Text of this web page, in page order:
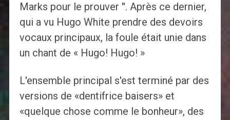
Marks pour le prouver ''. Après ce dernier,
qui a vu Hugo White prendre des devoirs
vocaux principaux, la foule était unie dans
un chant de « Hugo! Hugo! »
L'ensemble principal s'est terminé par des
versions de «dentifrice baisers» et
«quelque chose comme le bonheur», des